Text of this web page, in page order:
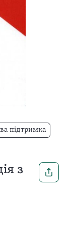
підтримка
з